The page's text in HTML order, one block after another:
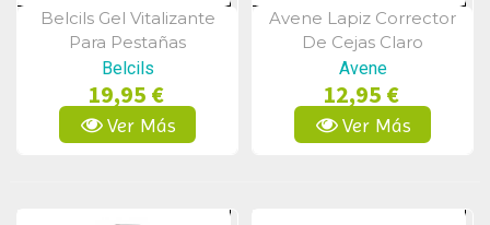
Vista Rápida
Belcils Gel Vitalizante
Para Pestañas
Belcils
19,95 €
Ver Más
Vista Rápida
Avene Lapiz Corrector
De Cejas Claro
Avene
12,95 €
Ver Más